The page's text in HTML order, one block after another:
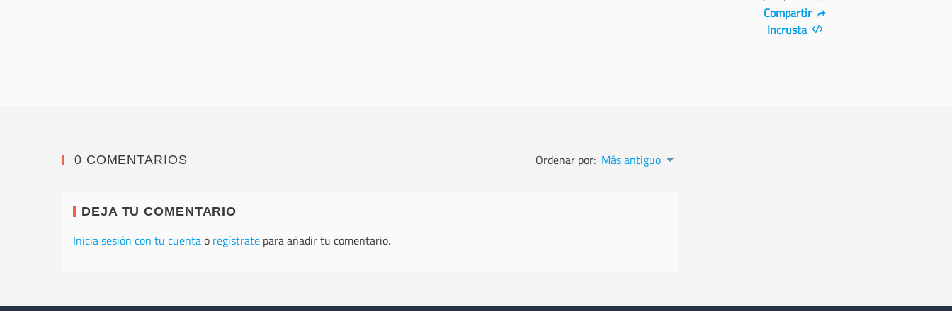
Compartir
Incrusta
0 COMENTARIOS Ordenar por: Más antiguo
DEJA TU COMENTARIO
Inicia sesión con tu cuentao regístrate para añadir tu comentario.